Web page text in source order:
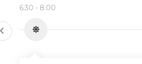
6:30 - 8:00